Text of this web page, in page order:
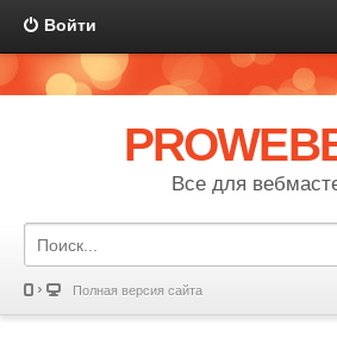
Войти
Все для
Полная версия сайта